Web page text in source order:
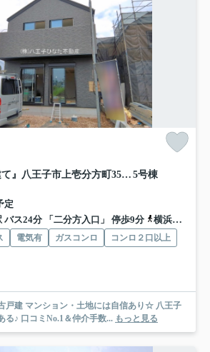
『八王子市新築戸建て』八王子市上壱分方町359-5【仲介手数料無料】 ２４－２期 5号棟
定
バス24分 「二分方入口」 停歩9分
横浜線「八王子」駅 バス24分 「二分方入口」 停歩9分
電気有 ガスコンロ
コンロ２口以上
建 マンション・土地には自信あり☆ 八王子
る♪ 口コミNo.1＆仲介手数... もっと見る